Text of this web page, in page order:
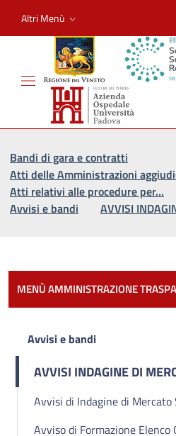
Altri Menù
Bandi di gara e contratti
Atti delle Amministrazioni
Atti relativi alle procedure per…
Avvisi e bandi
AVVISI
MENÙ AMMINISTRAZIONE
Avvisi e bandi
AVVISI INDAGINE DI
Avvisi di Indagine di Mercato
Avviso di Formazione